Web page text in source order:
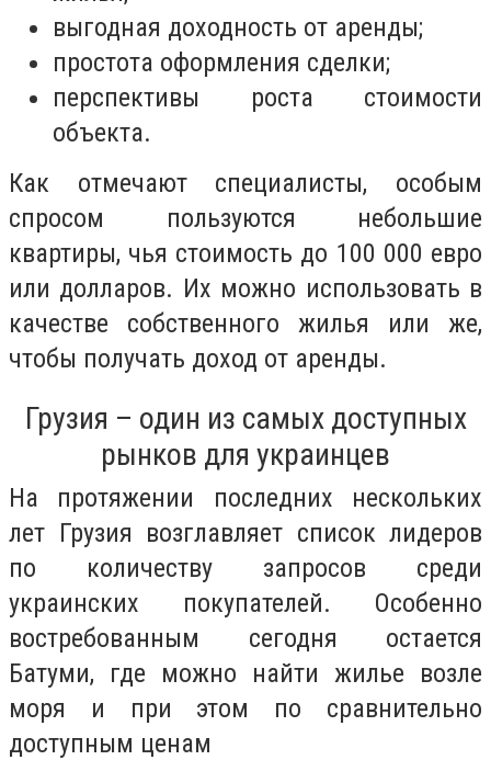
выгодная доходность от аренды;
простота оформления сделки;
перспективы роста стоимости
объекта.
Как отмечают специалисты, особым
спросом пользуются небольшие
квартиры, чья стоимость до 100 000 евро
или долларов. Их можно использовать в
качестве собственного жилья или же,
чтобы получать доход от аренды.
Грузия – один из самых доступных
рынков для украинцев
На протяжении последних нескольких
лет Грузия возглавляет список лидеров
по количеству запросов среди
украинских покупателей. Особенно
востребованным сегодня остается
Батуми, где можно найти жилье возле
моря и при этом по сравнительно
доступным ценам